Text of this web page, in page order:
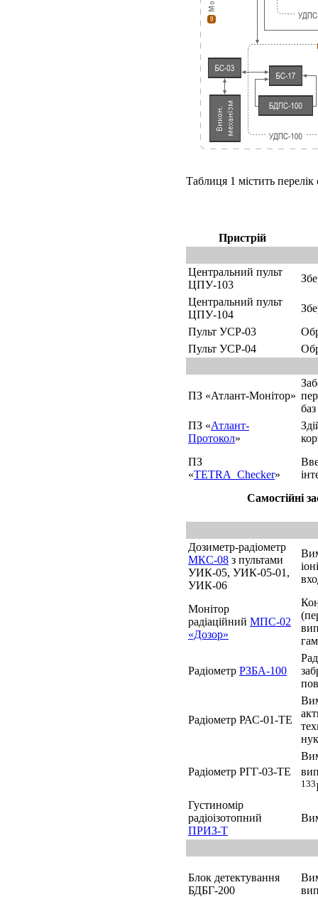
Таблиця 1 містить
Пристрій
Центральний пульт
ЦПУ-103
Центральний пульт
ЦПУ-104
Пульт УСР-03
Пульт УСР-04
ПЗ «Атлант-Монітор»
ПЗ «Атлант-
Протокол»
ПЗ
«TETRA_Checker»
Самостійні
Дозиметр-радіометр
МКС-08 з пультами
УИК-05, УИК-05-01,
УИК-06
Монітор
радіаційний МПС-02
«Дозор»
Радіометр РЗБА-100
Радіометр РАС-01-ТЕ
Радіометр РГГ-03-ТЕ
133
Густиномір
радіоізотопний
ПРИЗ-Т
Блок детектування
БДБГ-200